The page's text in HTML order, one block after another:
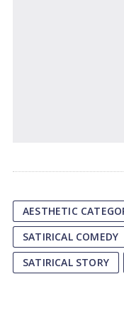
AESTHETIC
SATIRICAL COMEDY
SATIRICAL STORY